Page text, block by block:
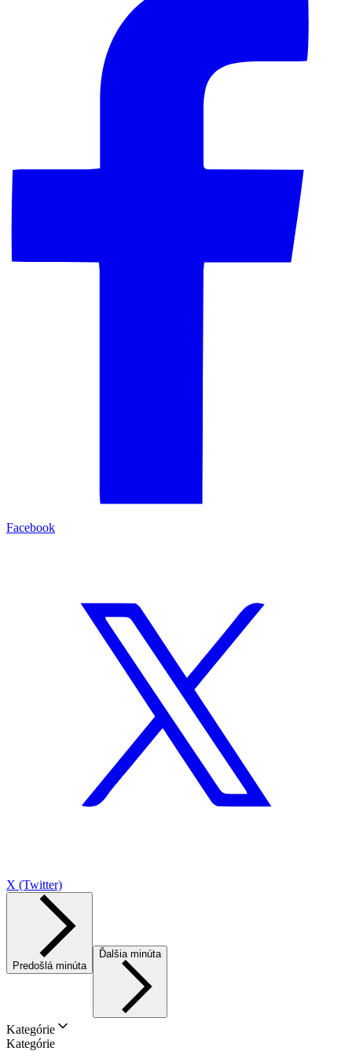
Facebook
X (Twitter)
Predošlá minúta
Ďalšia minúta
Kategórie
Kategórie